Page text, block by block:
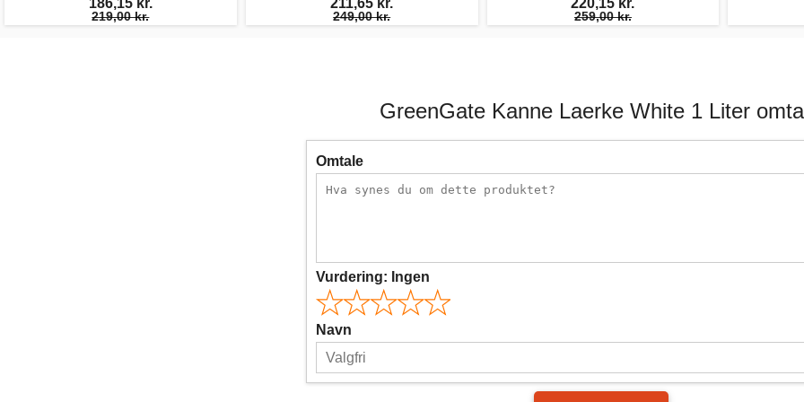
186,15 kr.
219,00 kr.
211,65 kr.
249,00 kr.
220,15 kr.
259,00 kr.
GreenGate Kanne Laerke White 1 Liter
Omtale
Vurdering: Ingen
Navn